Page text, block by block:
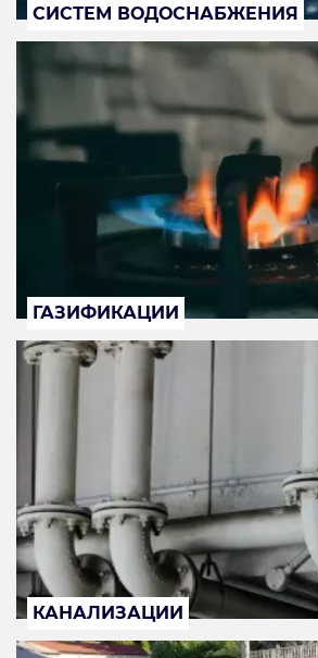
СИСТЕМ ВОДОСНАБЖЕНИЯ
ГАЗИФИКАЦИИ
КАНАЛИЗАЦИИ